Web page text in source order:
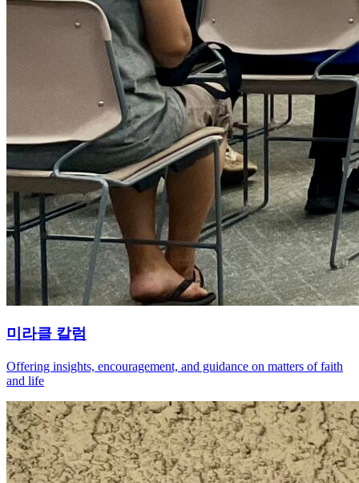
미라클 칼럼
Offering insights, encouragement, and guidance on matters of faith
and life